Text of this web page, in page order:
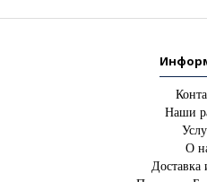
Наши
О
Доставка